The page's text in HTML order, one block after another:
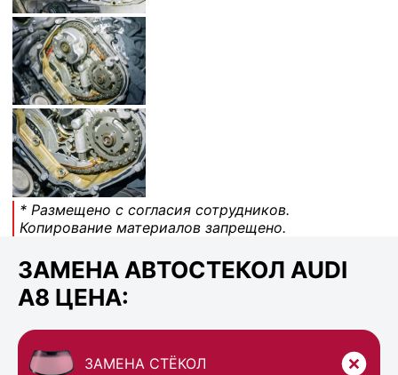
* Размещено с согласия сотрудников.
Копирование материалов запрещено.
ЗАМЕНА АВТОСТЕКОЛ AUDI
A8 ЦЕНА:
ЗАМЕНА СТЁКОЛ